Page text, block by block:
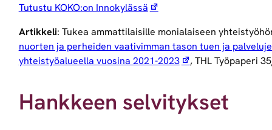
Tutustu KOKO:on Innokylässä
Artikkeli: Tukea ammattilaisille monialaiseen
nuorten ja perheiden vaativimman tason tuen ja
yhteistyöalueella vuosina 2021-2023
, THL Työpaperi
Hankkeen selvitykset